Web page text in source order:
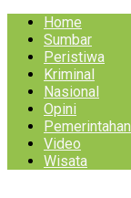
Home
Sumbar
Peristiwa
Kriminal
Nasional
Opini
Pemerintahan
Video
Wisata